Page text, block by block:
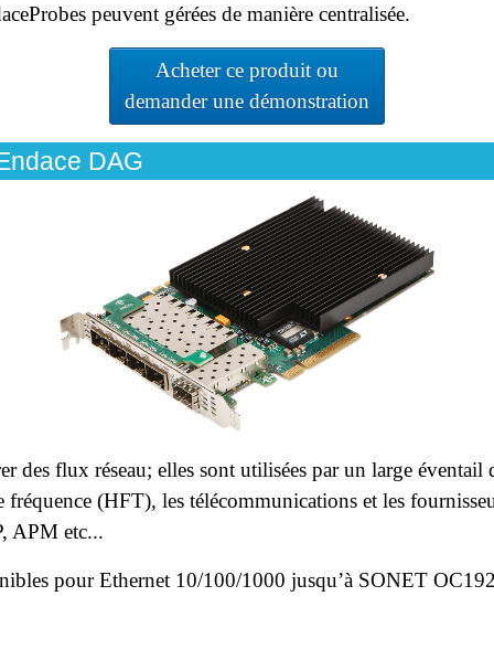
peuvent gérées de manière centralisée.
Acheter ce produit ou
demander une démonstration
DAG
des flux réseau; elles sont utilisées par un large éventail
(HFT), les télécommunications et les
APM etc...
pour Ethernet 10/100/1000 jusqu’à SONET